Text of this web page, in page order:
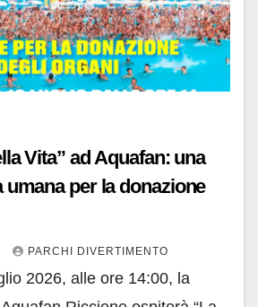
Vita” ad Aquafan: una
umana per la donazione
PARCHI DIVERTIMENTO
2026, alle ore 14:00, la